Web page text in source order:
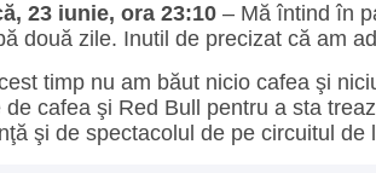
23 iunie, ora 23:10 – Mă întind în
două zile. Inutil de precizat că am
timp nu am băut nicio cafea şi
de cafea şi Red Bull pentru a sta
şi de spectacolul de pe circuitul de